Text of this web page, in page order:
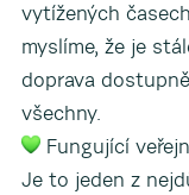
vytížených
myslíme, že je
doprava
všechny.
Fungující
Je to jeden z